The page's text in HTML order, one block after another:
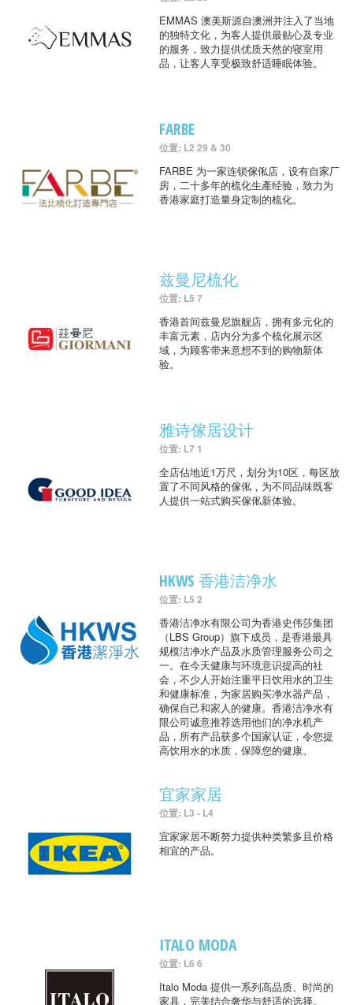
EMMAS 澳美斯源自澳洲并注入了当地
的独特文化，为客人提供最贴心及专业
的服务，致力提供优质天然的寝室用
品，让客人享受极致舒适睡眠体验。
FARBE
位置: L2 29 & 30
FARBE 为一家连锁傢俬店，设有自家厂
房，二十多年的梳化生產经验，致力为
香港家庭打造量身定制的梳化。
兹曼尼梳化
位置: L5 7
香港首间兹曼尼旗舰店，拥有多元化的
丰富元素，店内分为多个梳化展示区
域，为顾客带来意想不到的购物新体
验。
雅诗傢居设计
位置: L7 1
全店佔地近1万尺，划分为10区，每区放
置了不同风格的傢俬，为不同品味既客
人提供一站式购买傢俬新体验。
HKWS 香港洁净水
位置: L5 2
香港洁净水有限公司为香港史伟莎集团
（LBS Group）旗下成员，是香港最具
规模洁净水产品及水质管理服务公司之
一。在今天健康与环境意识提高的社
会，不少人开始注重平日饮用水的卫生
和健康标准，为家居购买净水器产品，
确保自己和家人的健康。香港洁净水有
限公司诚意推荐选用他们的净水机产
品，所有产品获多个国家认证，令您提
高饮用水的水质，保障您的健康。
宜家家居
位置: L3 - L4
宜家家居不断努力提供种类繁多且价格
相宜的产品。
ITALO MODA
位置: L6 6
Italo Moda 提供一系列高品质、时尚的
家具，完美结合奢华与舒适的选择。